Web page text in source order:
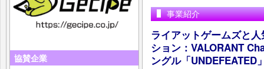
協賛企業
事業紹介
ライアットゲームズと
ション：VALORANT
ングル「UNDEFEATED